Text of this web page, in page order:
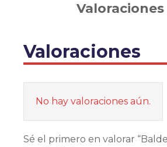
Valoraciones
Valoraciones
No hay valoraciones aún.
Sé el primero en valorar